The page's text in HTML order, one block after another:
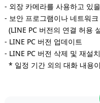
- 외장 카메라를 사용하고 있
- 보안 프로그램이나 네트워
(LINE PC 버전의 연결 허용
- LINE PC 버전 업데이트
- LINE PC 버전 삭제 및 재설치
* 일정 기간 외의 대화 내용